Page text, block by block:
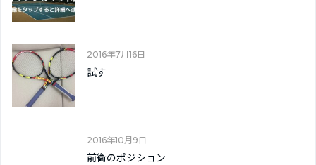
2016年7月16日
試す
2016年10月9日
前衛のポジション